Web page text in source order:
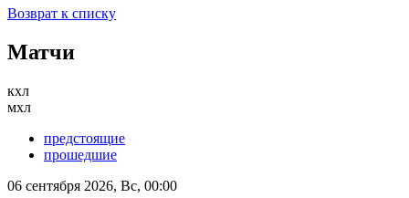
Возврат к списку
Матчи
кхл
мхл
предстоящие
прошедшие
06 сентября 2026, Вс, 00:00